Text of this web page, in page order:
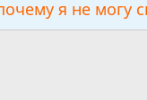
я не могу